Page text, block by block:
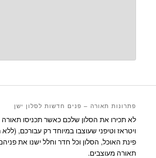
פתרונות תאורה – פנים חדשות לסלון ישן
לא תכירו את הסלון שלכם כאשר תכניסו תאורה
ויטראז וטיפני שעוצבו במיוחד רק עבורכם,
פינת האוכל, הסלון וכל חדר וחלל ישנו את
תאורה מעוצבים.